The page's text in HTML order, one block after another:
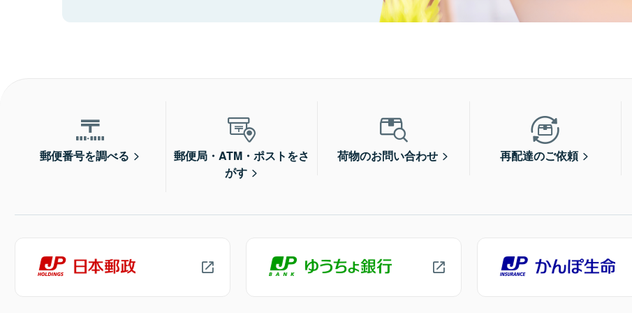
郵便番号を調べる
郵便局・ATM・ポストをさ
がす
荷物のお問い合わせ 再配達のご依頼